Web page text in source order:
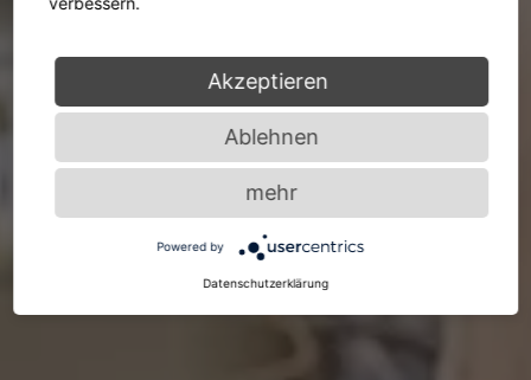
Akzeptieren
Ablehnen
mehr
Powered by
Datenschutzerklärung